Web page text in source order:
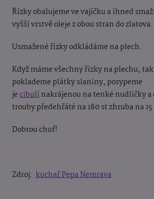
Řízky obalujeme ve vajíčku a ihned
vyšší vrstvě oleje z obou stran do zlatova.
Usmažené řízky odkládáme na plech.
Když máme všechny řízky na plechu,
poklademe plátky slaniny, posypeme
jecibulínakrájenou na tenké nudličky a
trouby předehřáté na 180 st zhruba na
Dobrou chuť!
Zdroj: kuchař Pepa Nemrava